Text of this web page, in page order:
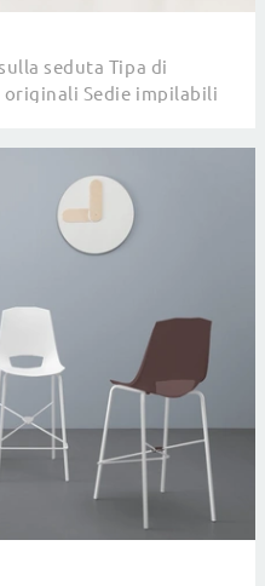
seduta Tipa di
Sedie impilabili